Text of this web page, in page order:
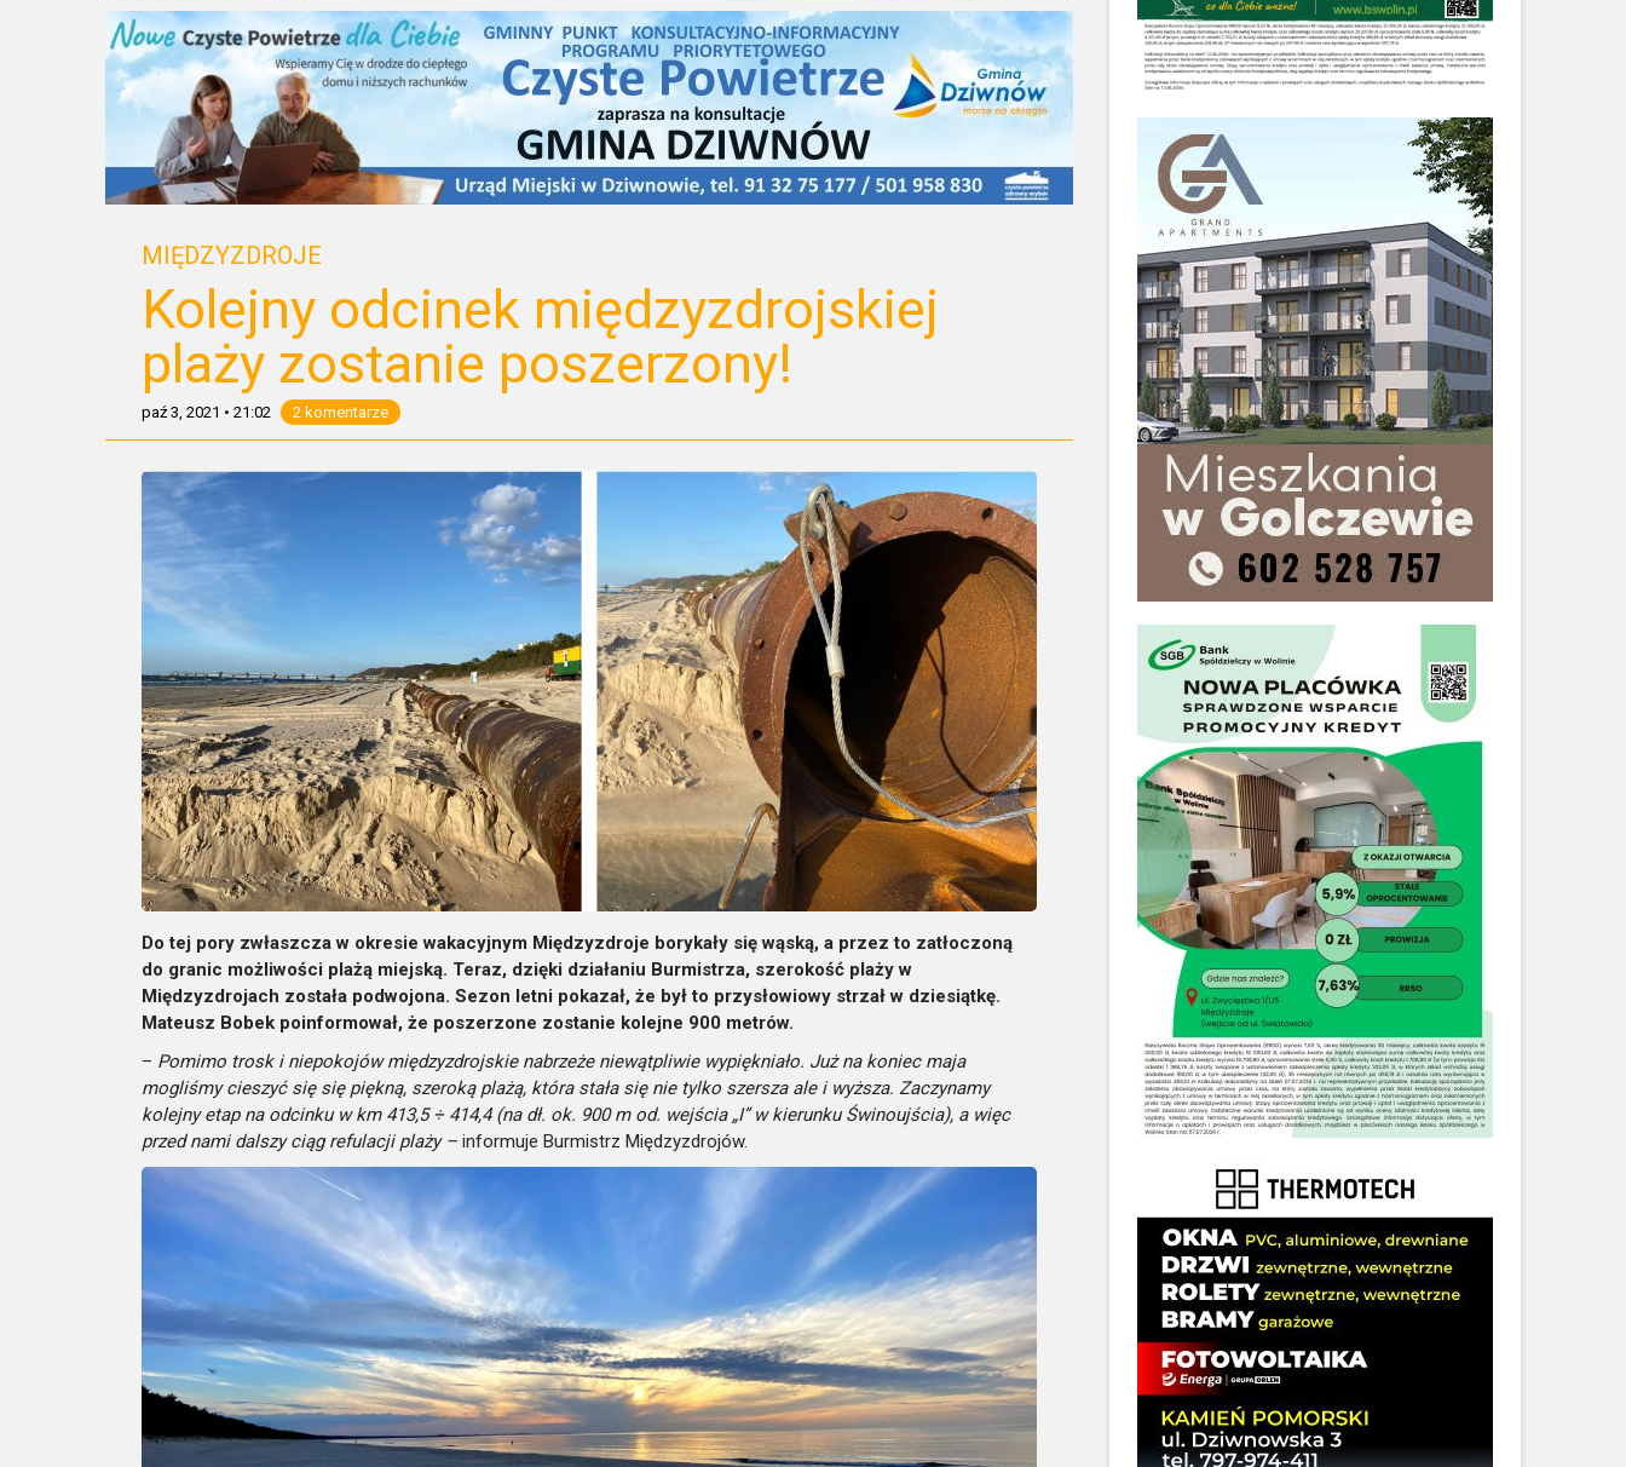
MIĘDZYZDROJE
Kolejny odcinek międzyzdrojskiej
plaży zostanie poszerzony!
paź 3, 2021 • 21:02 2 komentarze
Do tej pory zwłaszcza w okresie wakacyjnym Międzyzdroje borykały się wąską, a przez to zatłoczoną
do granic możliwości plażą miejską. Teraz, dzięki działaniu Burmistrza, szerokość plaży w
Międzyzdrojach została podwojona. Sezon letni pokazał, że był to przysłowiowy strzał w dziesiątkę.
Mateusz Bobek poinformował, że poszerzone zostanie kolejne 900 metrów.
– Pomimo trosk i niepokojów międzyzdrojskie nabrzeże niewątpliwie wypiękniało. Już na koniec maja
mogliśmy cieszyć się się piękną, szeroką plażą, która stała się nie tylko szersza ale i wyższa. Zaczynamy
kolejny etap na odcinku w km 413,5 ÷ 414,4 (na dł. ok. 900 m od. wejścia „I” w kierunku Świnoujścia), a więc
przed nami dalszy ciąg refulacji plaży – informuje Burmistrz Międzyzdrojów.